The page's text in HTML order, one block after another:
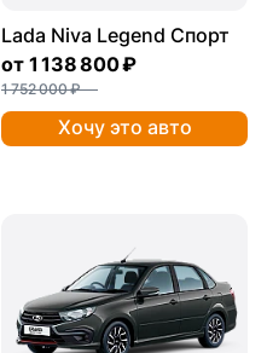
Lada Niva Legend Спорт
от 1 138 800 ₽
1 752 000 ₽
Хочу это авто